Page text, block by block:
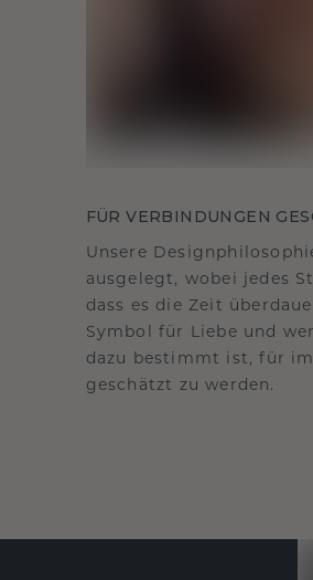
FÜR VERBINDUNGEN
Unsere
ausgelegt, wobei jedes
dass es die Zeit
Symbol für Liebe und
dazu bestimmt ist, für
geschätzt zu werden.